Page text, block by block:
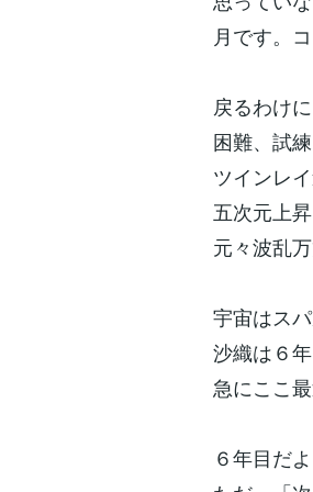
月です。
戻るわけ
困難、試
ツインレ
五次元上
元々波乱
宇宙はス
沙織は６
急にここ
６年目だ